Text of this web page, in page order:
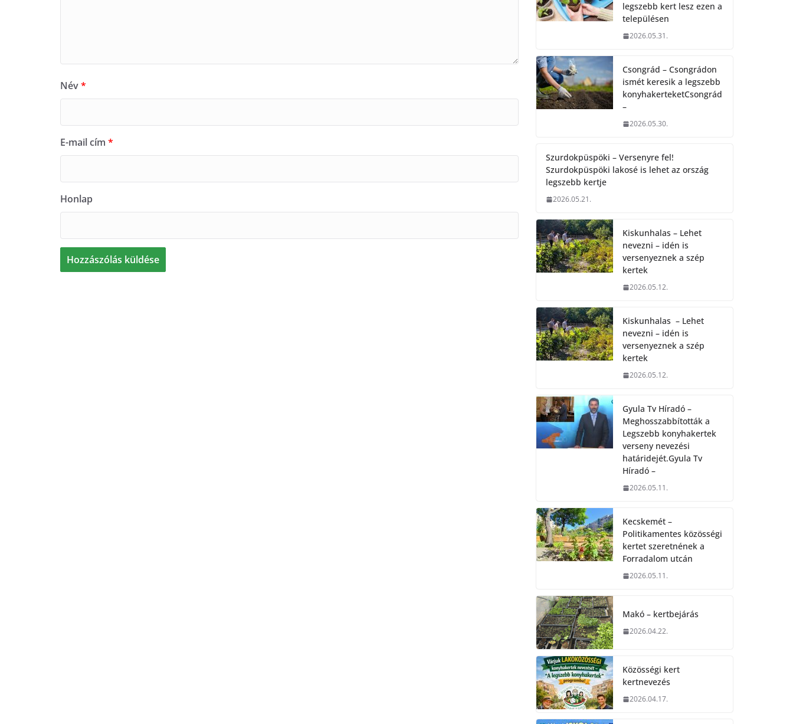
Név*
E-mail cím *
Honlap
legszebb kert lesz ezen a
településen
2026.05.31.
Csongrád – Csongrádon
ismét keresik a legszebb
konyhakerteketCsongrád
–
2026.05.30.
Szurdokpüspöki – Versenyre fel!
Szurdokpüspöki lakosé is lehet az ország
legszebb kertje
2026.05.21.
Kiskunhalas – Lehet
nevezni – idén is
versenyeznek a szép
kertek
2026.05.12.
Kiskunhalas – Lehet
nevezni – idén is
versenyeznek a szép
kertek
2026.05.12.
Gyula Tv Híradó –
Meghosszabbították a
Legszebb konyhakertek
verseny nevezési
határidejét.Gyula Tv
Híradó –
2026.05.11.
Kecskemét –
Politikamentes közösségi
kertet szeretnének a
Forradalom utcán
2026.05.11.
Makó – kertbejárás
2026.04.22.
Közösségi kert
kertnevezés
2026.04.17.